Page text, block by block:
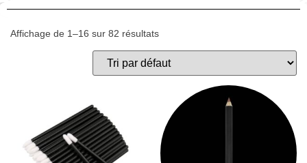
Affichage de 1–16 sur 82 résultats